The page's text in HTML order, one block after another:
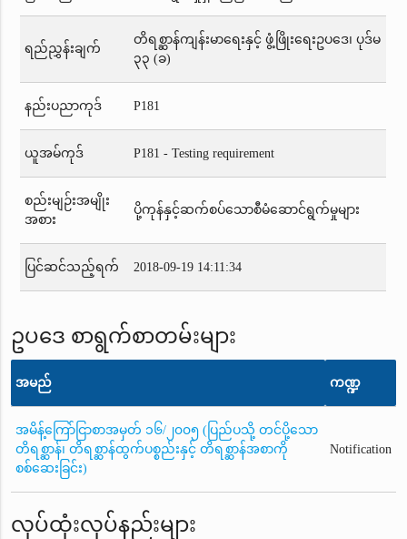
ရည်ညွှန်းချက်
တိရစ္ဆာန်ကျန်းမာရေးနှင့် ဖွံ့ဖြိုးရေးဥပဒေ၊ ပုဒ်မ
၃၃ (ခ)
နည်းပညာကုဒ် P181
ယူအမ်ကုဒ် P181 - Testing requirement
စည်းမျဉ်းအမျိုး
အစား
ပို့ကုန်နှင့်ဆက်စပ်သောစီမံဆောင်ရွက်မှုများ
ပြင်ဆင်သည့်ရက် 2018-09-19 14:11:34
ဥပဒေ စာရွက်စာတမ်းများ
အမည် ကဏ္ဍ
အမိန့်ကြော်ငြာစာအမှတ် ၁၆/၂၀၀၅ (ပြည်ပသို့ တင်ပို့သော
တိရစ္ဆာန်၊ တိရစ္ဆာန်ထွက်ပစ္စည်းနှင့် တိရစ္ဆာန်အစာကို
စစ်ဆေးခြင်း)
Notification
လုပ်ထုံးလုပ်နည်းများ